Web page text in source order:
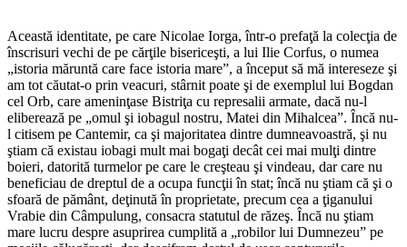
Această identitate, pe care Nicolae Iorga, într-o prefaţă la colecţia de
înscrisuri vechi de pe cărţile bisericeşti, a lui Ilie Corfus, o numea
„istoria măruntă care face istoria mare”, a început să mă intereseze şi
am tot căutat-o prin veacuri, stârnit poate şi de exemplul lui Bogdan
cel Orb, care ameninţase Bistriţa cu represalii armate, dacă nu-l
eliberează pe „omul şi iobagul nostru, Matei din Mihalcea”. Încă nu-
l citisem pe Cantemir, ca şi majoritatea dintre dumneavoastră, şi nu
ştiam că existau iobagi mult mai bogaţi decât cei mai mulţi dintre
boieri, datorită turmelor pe care le creşteau şi vindeau, dar care nu
beneficiau de dreptul de a ocupa funcţii în stat; încă nu ştiam că şi o
sfoară de pământ, deţinută în proprietate, precum cea a ţiganului
Vrabie din Câmpulung, consacra statutul de răzeş. Încă nu ştiam
mare lucru despre asuprirea cumplită a „robilor lui Dumnezeu” pe